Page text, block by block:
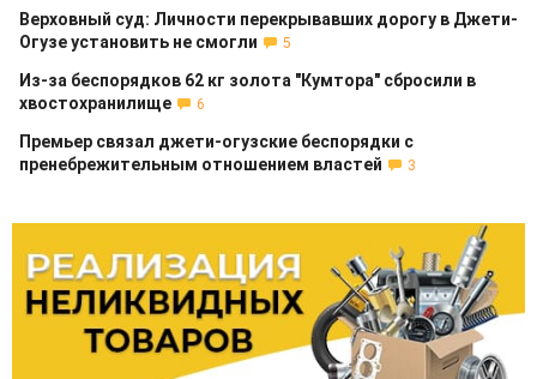
Верховный суд: Личности перекрывавших дорогу в Джети-
Огузе установить не смогли
5
Из-за беспорядков 62 кг золота "Кумтора" сбросили в
хвостохранилище
6
Премьер связал джети-огузские беспорядки с
пренебрежительным отношением властей
3